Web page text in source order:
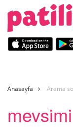
Anasayfa Arama
mevsimi